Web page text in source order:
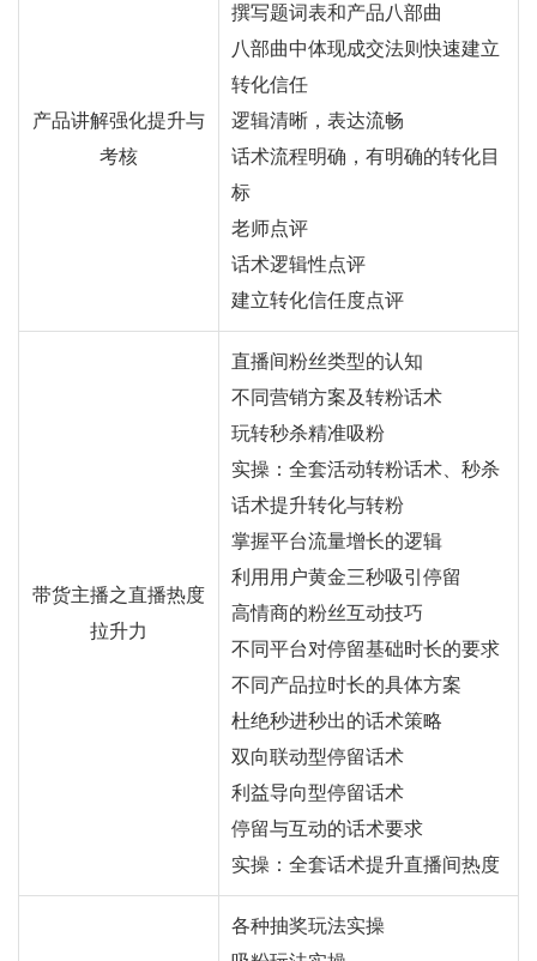
产品讲解强化提升与
考核
撰写题词表和产品八部曲
八部曲中体现成交法则快速建立
转化信任
逻辑清晰，表达流畅
话术流程明确，有明确的转化目
标
老师点评
话术逻辑性点评
建立转化信任度点评
带货主播之直播热度
拉升力
直播间粉丝类型的认知
不同营销方案及转粉话术
玩转秒杀精准吸粉
实操：全套活动转粉话术、秒杀
话术提升转化与转粉
掌握平台流量增长的逻辑
利用用户黄金三秒吸引停留
高情商的粉丝互动技巧
不同平台对停留基础时长的要求
不同产品拉时长的具体方案
杜绝秒进秒出的话术策略
双向联动型停留话术
利益导向型停留话术
停留与互动的话术要求
实操：全套话术提升直播间热度
各种抽奖玩法实操